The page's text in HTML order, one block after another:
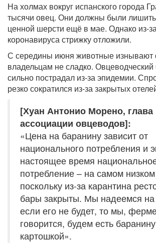
На холмах вокруг испанского города
тысячи овец. Они должны были
ценной шерсти ещё в мае. Однако из-
коронавируса стрижку отложили.
С середины июня животные изнывают
владельцам не сладко.
сильно пострадал из-за эпидемии.
резко сократился из-за закрытых
[Хуан Антонио Морено, глава
ассоциации овцеводов]:
«Цена на баранину зависит от
национального потребления и
настоящее время
потребление – на самом
поскольку из-за карантина
бары закрыты. Мы надеемся на
если его не будет, то мы,
говорится, будем есть
картошкой».